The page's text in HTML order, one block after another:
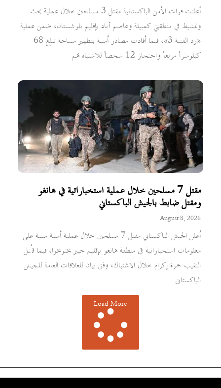
أعلنت قوات الأمن الباكستانية مقتل 3 مسلحين خلال عملية بحث
وتمشيط في منطقتي كمبيلة وعاصم آباد بإقليم بلوشستان، ضمن عملية
«رد الفتنة 3»، فيما أفادت مصادر أمنية بتطهير مساحة تبلغ 68
كيلومتراً مربعاً واحتجاز 12 شخصاً للاشتباه بهم
مقتل 7 مسلحين خلال عملية استخباراتية في هانغو
ومقتل ضابط بالجيش الباكستاني
August 8, 2026
أعلن الجيش الباكستاني مقتل 7 مسلحين خلال عملية أمنية مبنية على
معلومات استخباراتية في منطقة هانغو بإقليم خيبر بختونخوا، فيما قُتل
النقيب حمزة إكرام خلال الاشتباك، وفق بيان للعلاقات العامة للجيش
الباكستاني
Load More